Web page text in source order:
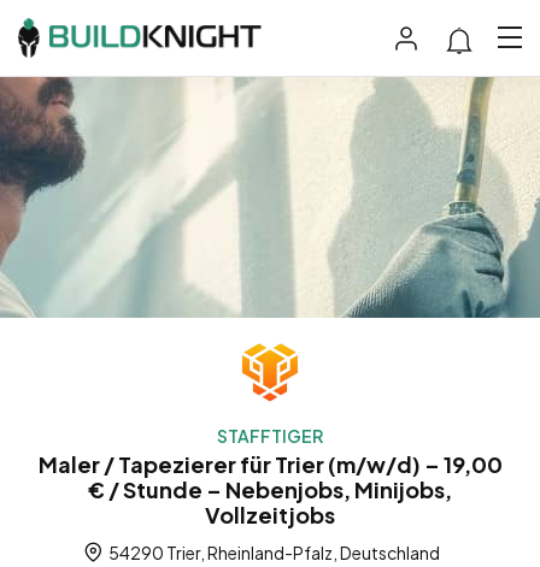
STAFFTIGER
Maler / Tapezierer für Trier (m/w/d) – 19,00
€ / Stunde – Nebenjobs, Minijobs,
Vollzeitjobs
54290 Trier, Rheinland-Pfalz, Deutschland